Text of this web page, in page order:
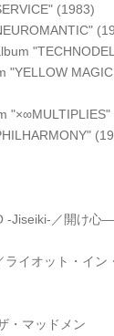
(1983)
MAGIC
-Jiseiki-／開け
イオット・イン
・マッドメン